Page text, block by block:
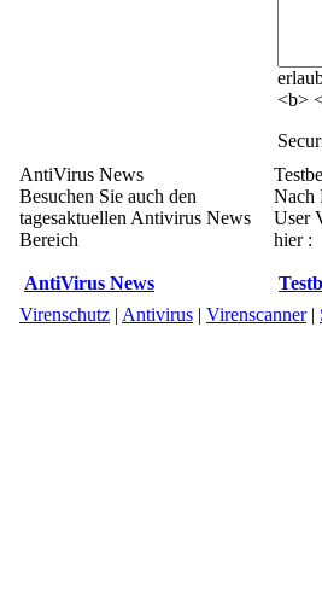
<b>
AntiVirus News
Besuchen Sie auch den
tagesaktuellen Antivirus News
Bereich
AntiVirus News
Nach
User
hier :
Virenschutz | Antivirus | Virenscanner|